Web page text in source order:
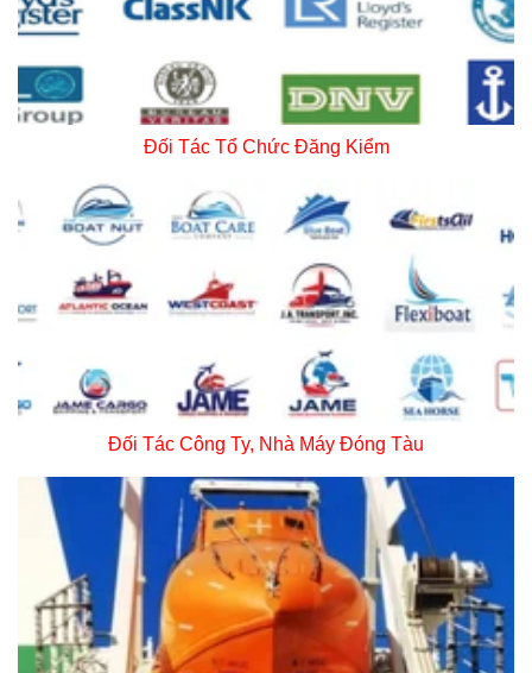
Đối Tác Tổ Chức Đăng Kiểm
Đối Tác Công Ty, Nhà Máy Đóng Tàu